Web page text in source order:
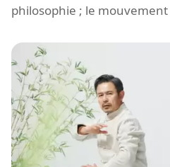
philosophie ; le mouvement